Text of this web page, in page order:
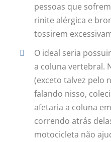
pessoas que
rinite alérgica e
tossirem
O ideal seria
a coluna vertebral.
(exceto talvez pelo
falando nisso,
afetaria a coluna
correndo atrás
motocicleta não